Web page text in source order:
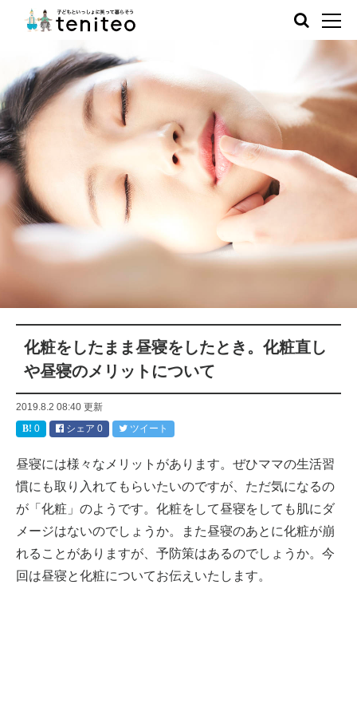
化粧をしたまま昼寝をしたとき。化粧直し
や昼寝のメリットについて
2019.8.2 08:40 更新
0
シェア 0 ツイート
昼寝には様々なメリットがあります。ぜひママの生活習
慣にも取り入れてもらいたいのですが、ただ気になるの
が「化粧」のようです。化粧をして昼寝をしても肌にダ
メージはないのでしょうか。また昼寝のあとに化粧が崩
れることがありますが、予防策はあるのでしょうか。今
回は昼寝と化粧についてお伝えいたします。